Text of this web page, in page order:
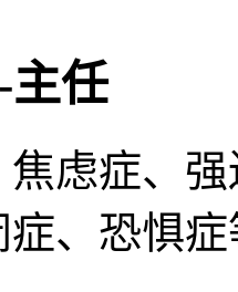
主任
焦虑症、
症、恐惧